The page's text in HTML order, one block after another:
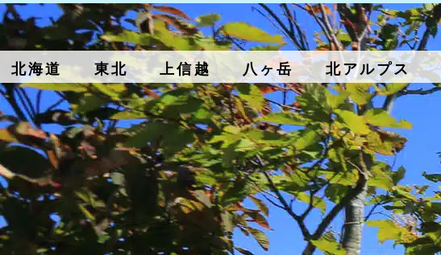
北海道 東北 上信越 八ヶ岳 北アルプス